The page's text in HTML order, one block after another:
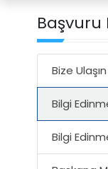
Başvuru
Bize Ulaşın
Bilgi
Bilgi